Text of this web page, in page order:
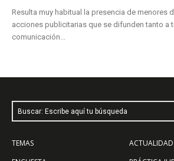
Resulta muy habitual la presencia de menores
acciones publicitarias que se difunden tanto a
comunicación...
Buscar: Escribe aquí tu búsqueda
TEMAS